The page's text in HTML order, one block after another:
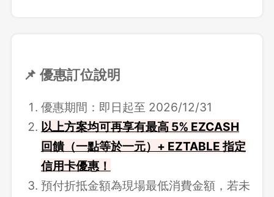
📌 優惠訂位說明
優惠期間：即日起至 2026/12/31
以上方案均可再享有最高 5% EZCASH
回饋（一點等於一元）+ EZTABLE 指定
信用卡優惠！
預付折抵金額為現場最低消費金額，若未